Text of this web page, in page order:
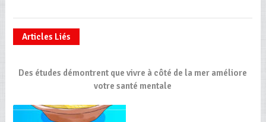
Articles Liés
Des études démontrent que vivre à côté de la mer améliore
votre santé mentale